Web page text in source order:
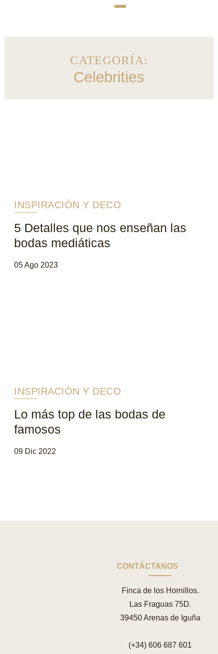
CATEGORÍA:
Celebrities
INSPIRACIÓN Y DECO
5 Detalles que nos enseñan las
bodas mediáticas
05 Ago 2023
INSPIRACIÓN Y DECO
Lo más top de las bodas de
famosos
09 Dic 2022
CONTÁCTANOS
Finca de los Hornillos.
Las Fraguas 75D.
39450 Arenas de Iguña
(+34) 606 687 601